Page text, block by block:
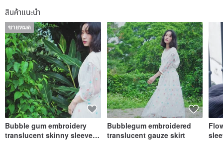
สินค้าแนะนำ
ขายหมด
Bubble gum embroidery
translucent skinny sleeve
Bubblegum embroidered
translucent gauze skirt